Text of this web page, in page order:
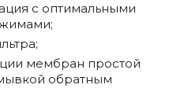
с оптимальными
мембран простой
обратным